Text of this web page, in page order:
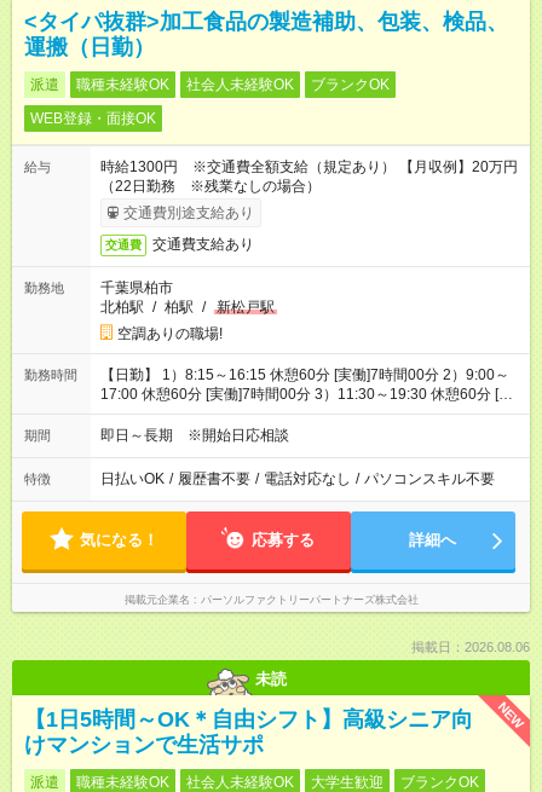
<タイパ抜群>加工食品の製造補助、包装、検品、
運搬（日勤）
派遣 職種未経験OK 社会人未経験OK
ブランクOK
WEB登録・面接OK
給与
時給1300円 ※交通費全額支給（規定あり） 【月収例】20万円
（22日勤務 ※残業なしの場合）
交通費別途支給あり
交通費 交通費支給あり
勤務地
千葉県柏市
北柏駅 / 柏駅 / 新松戸駅
空調ありの職場!
勤務時間
【日勤】 1）8:15～16:15 休憩60分 [実働]7時間00分 2）9:00～
17:00 休憩60分 [実働]7時間00分 3）11:30～19:30 休憩60分 [実
働]7時間00分
期間 即日～長期 ※開始日応相談
特徴 日払いOK / 履歴書不要 / 電話対応なし / パソコンスキル不要
気になる！ 応募する 詳細へ
掲載元企業名 パーソルファクトリーパートナーズ株式会社
掲載日：2026.08.06
未読
NEW
【1日5時間～OK＊自由シフト】高級シニア向
けマンションで生活サポ
派遣 職種未経験OK 社会人未経験OK 大学生歓迎
ブランクOK